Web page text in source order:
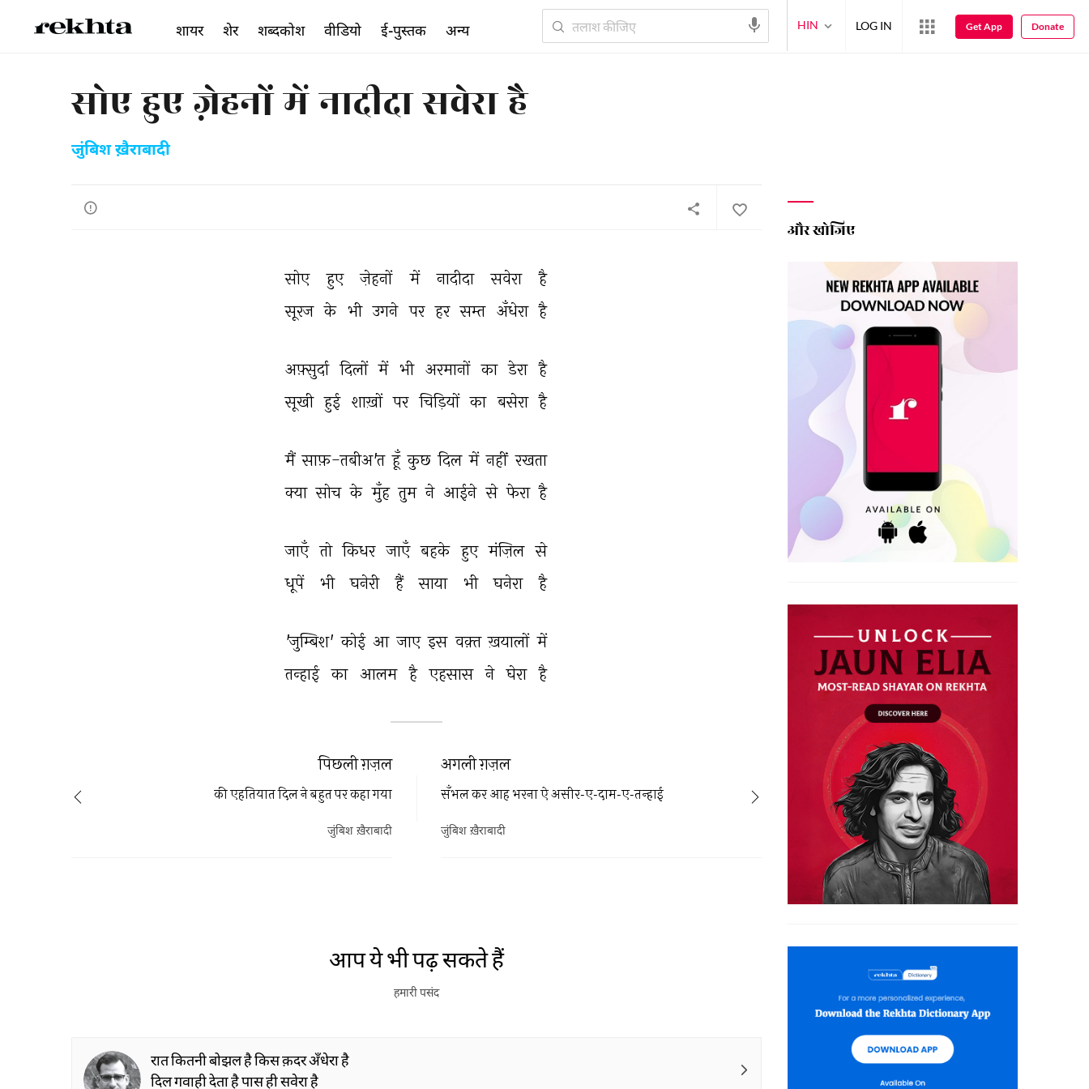
सोए हुए ज़ेहनों में नादीदा सवेरा है
जुंबिश ख़ैराबादी
सोए हुए ज़ेहनों में नादीदा सवेरा
है
सूरज के भी उगने पर हर सम्त अँधेरा है
अफ़्सुर्दा दिलों में भी अरमानों का डेरा है
सूखी हुई शाख़ों पर चिड़ियों का बसेरा है
मैं साफ़-तबीअ'त हूँ कुछ दिल में नहीं रखता
क्या सोच के मुँह तुम ने आईने से फेरा है
जाएँ तो किधर जाएँ बहके हुए मंज़िल से
धूपें
भी घनेरी हैं साया भी घनेरा है
'जुम्बिश' कोई आ जाए इस वक़्त ख़यालों में
तन्हाई का आलम है एहसास ने घेरा है
अगली ग़ज़ल
सँभल कर आह भरना ऐ असीर-ए-दाम-ए-तन्हाई
जुंबिश ख़ैराबादी
पिछली ग़ज़ल
की एहतियात दिल ने बहुत पर कहा गया
जुंबिश ख़ैराबादी
आप ये भी पढ़ सकते हैं
हमारी पसंद
रात कितनी बोझल है किस क़दर अँधेरा है
दिल गवाही देता है पास ही सवेरा है
और खोजिए
शायर शेर शब्दकोश वीडियो ई-पुस्तक अन्य HIN LOG IN Get App Donate